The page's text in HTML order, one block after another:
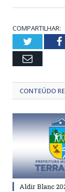
COMPARTILHAR:
Twitter
Email
CONTEÚDO
Aldir Blanc